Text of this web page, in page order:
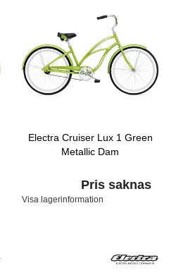
Electra Cruiser Lux 1 Green
Metallic Dam
Pris saknas
Visa lagerinformation